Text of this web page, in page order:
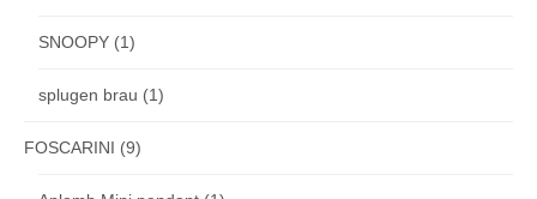
SNOOPY (1)
splugen brau (1)
FOSCARINI (9)